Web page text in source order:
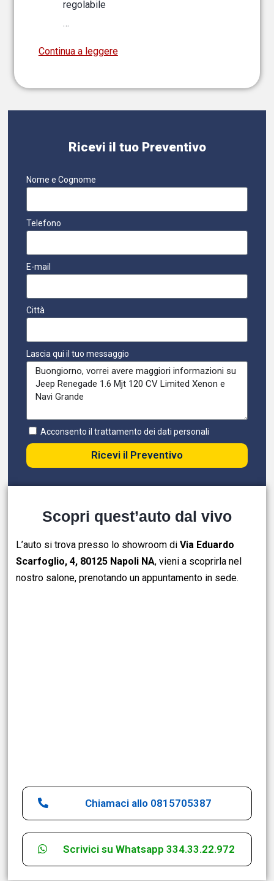
regolabile
…
Continua a leggere
Ricevi il tuo Preventivo
Nome e Cognome
Telefono
E-mail
Città
Lascia qui il tuo messaggio
Acconsento il trattamento dei dati personali
Ricevi il Preventivo
Scopri quest’auto dal vivo
L’auto si trova presso lo showroom diVia Eduardo
Scarfoglio, 4, 80125 Napoli NA, vieni a scoprirla nel
nostro salone,prenotando un appuntamento in sede.
Chiamaci allo 0815705387
Scrivici su Whatsapp 334.33.22.972